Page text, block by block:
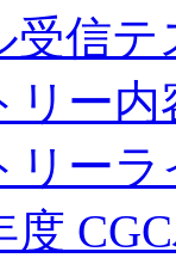
受信テ
リー
リー
度